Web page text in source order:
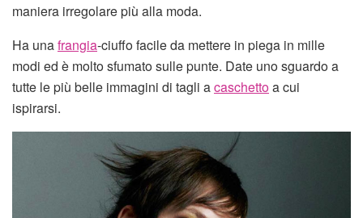
maniera irregolare più alla moda.
Ha unafrangia-ciuffo facile da mettere in piega in mille
modi ed è molto sfumato sulle punte. Date uno sguardo a
tutte le più belle immagini di tagli acaschettoa cui
ispirarsi.